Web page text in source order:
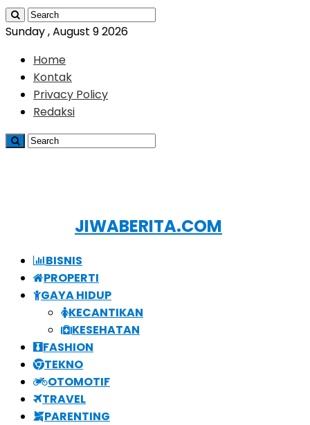
Sunday , August 9 2026
Home
Kontak
Privacy Policy
Redaksi
JIWABERITA.COM
BISNIS
PROPERTI
GAYA HIDUP
KECANTIKAN
KESEHATAN
FASHION
TEKNO
OTOMOTIF
TRAVEL
PARENTING